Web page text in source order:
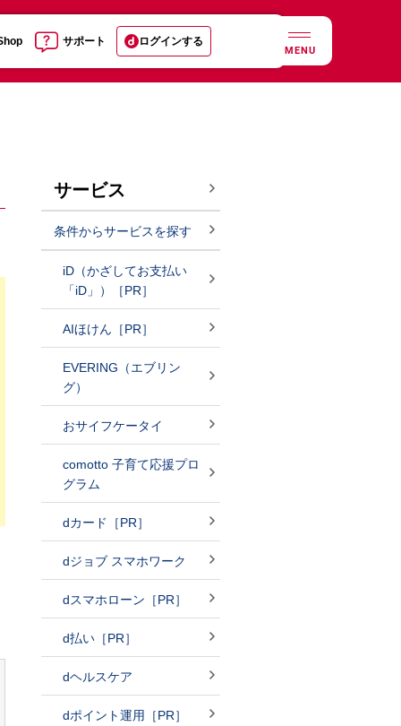
サポート ログインする
MENU
サービス
条件からサービスを探す
iD（かざしてお支払い
「iD」）［PR］
AIほけん［PR］
EVERING（エブリン
グ）
おサイフケータイ
comotto 子育て応援プロ
グラム
dカード［PR］
dジョブ スマホワーク
dスマホローン［PR］
d払い［PR］
dヘルスケア
dポイント運用［PR］